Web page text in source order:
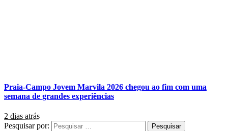
Praia-Campo Jovem Marvila 2026 chegou ao fim com uma
semana de grandes experiências
2 dias atrás
Pesquisar por: